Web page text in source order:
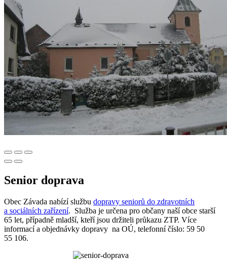
Senior doprava
Obec Závada nabízí službu dopravy seniorů do zdravotních
a sociálních zařízení. Služba je určena pro občany naší obce starší
65 let, případně mladší, kteří jsou držiteli průkazu ZTP. Více
informací a objednávky dopravy na OÚ, telefonní číslo: 59 50
55 106.